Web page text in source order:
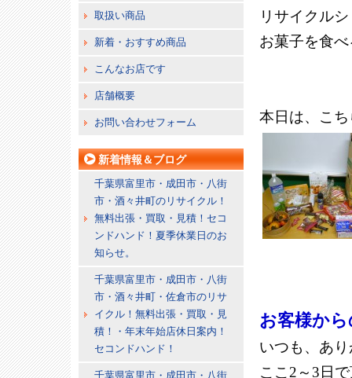
リサイクル
お菓子を食
本日は、こ
お客様か
いつも、あ
ここ2～3日
取扱い商品
新着・おすすめ商品
こんなお店です
店舗概要
お問い合わせフォーム
新着情報＆ブログ
千葉県富里市・成田市・八街
市・酒々井町のリサイクル！
無料出張・買取・見積！セコ
ンドハンド！夏季休業日のお
知らせ。
千葉県富里市・成田市・八街
市・酒々井町・佐倉市のリサ
イクル！無料出張・買取・見
積！・年末年始店休日案内！
セコンドハンド！
千葉県富里市・成田市・八街